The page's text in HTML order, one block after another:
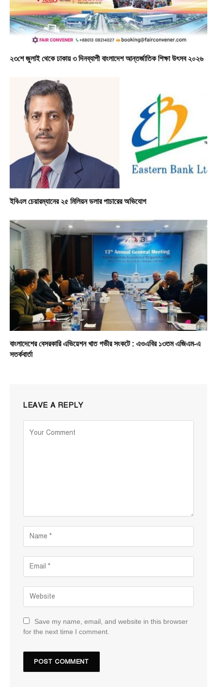
২৩শে জুলাই থেকে ঢাকায় ৩ দিনব্যাপী বাংলাদেশ আন্তর্জাতিক শিক্ষা উৎসব ২০২৬
ইবিএল চেয়ারম্যানের ২৫ মিলিয়ন ডলার পাচারের অভিযোগ
বাংলাদেশের বেসরকারি এভিয়েশন খাত গভীর সংকটে : এওএবির ১৩তম এজিএম-এ
সতর্কবার্তা
LEAVE A REPLY
Save my name, email, and website in this browser
for the next time I comment.